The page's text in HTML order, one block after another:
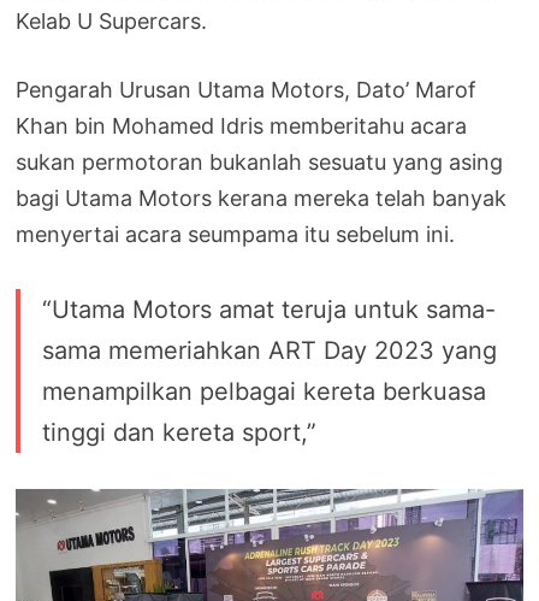
Kelab U Supercars.
Pengarah Urusan Utama Motors, Dato’ Marof
Khan bin Mohamed Idris memberitahu acara
sukan permotoran bukanlah sesuatu yang asing
bagi Utama Motors kerana mereka telah banyak
menyertai acara seumpama itu sebelum ini.
“Utama Motors amat teruja untuk sama-
sama memeriahkan ART Day 2023 yang
menampilkan pelbagai kereta berkuasa
tinggi dan kereta sport,”